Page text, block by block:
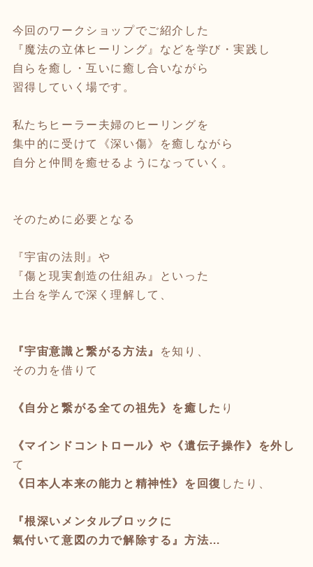
今回のワークショップでご紹介した
『魔法の立体ヒーリング』などを学び・実践し
自らを癒し・互いに癒し合いながら
習得していく場です。
私たちヒーラー夫婦のヒーリングを
集中的に受けて《深い傷》を癒しながら
自分と仲間を癒せるようになっていく。
そのために必要となる
『宇宙の法則』や
『傷と現実創造の仕組み』といった
土台を学んで深く理解して、
『宇宙意識と繋がる方法』
を知り、
その力を借りて
《自分と繋がる全ての祖先》を癒した り
《マインドコントロール》や《遺伝子操作》を外し
て
《日本人本来の能力と精神性》を回復 したり、
『根深いメンタルブロックに
氣付いて意図の力で解除する』方法…